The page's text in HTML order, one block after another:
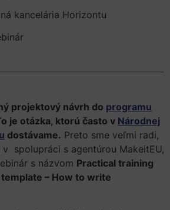
kancelária Horizontu
projektový návrh do programu
je otázka, ktorú často v Národnej
dostávame. Preto sme veľmi radi,
spolupráci s agentúrou MakeitEU,
s názvom Practical training
– How to write